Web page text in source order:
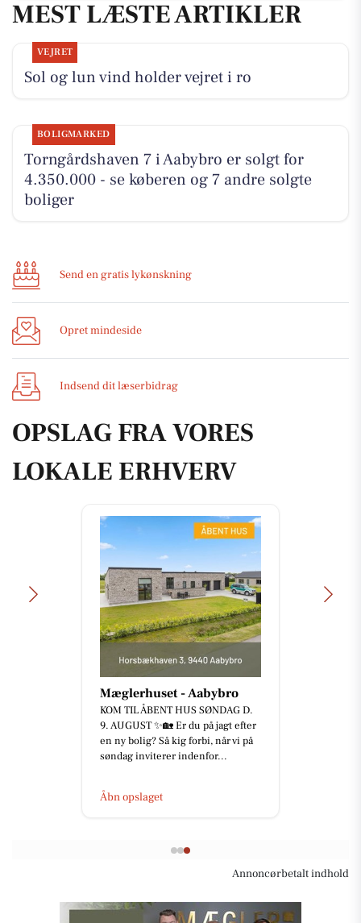
MEST LÆSTE ARTIKLER
VEJRET
Sol og lun vind holder vejret i ro
BOLIGMARKED
Torngårdshaven 7 i Aabybro er solgt for
4.350.000 - se køberen og 7 andre solgte
boliger
Send en gratis lykønskning
Opret mindeside
Indsend dit læserbidrag
OPSLAG FRA VORES
LOKALE ERHVERV
Mæglerhuset - Aabybro
KOM TIL ÅBENT HUS SØNDAG D.
9. AUGUST ✨🏡 Er du på jagt efter
en ny bolig? Så kig forbi, når vi på
søndag inviterer indenfor...
Åbn opslaget
Annoncørbetalt indhold